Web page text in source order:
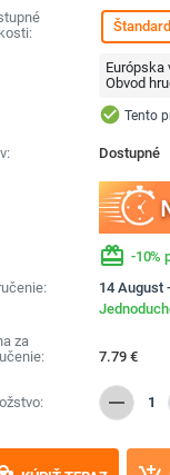
Štandard
Európska
Obvod
check_circle Tento
Dostupné
redeem -10%
14 August
za
7.79€
remove 1